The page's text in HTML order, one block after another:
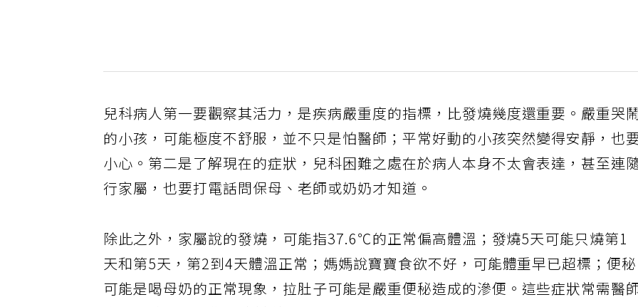
兒科病人第一要觀察其活力，是疾病嚴重度的指標，比發燒幾度還重要。嚴重哭鬧
的小孩，可能極度不舒服，並不只是怕醫師；平常好動的小孩突然變得安靜，也
小心。第二是了解現在的症狀，兒科困難之處在於病人本身不太會表達，甚至連
行家屬，也要打電話問保母、老師或奶奶才知道。
除此之外，家屬說的發燒，可能指37.6℃的正常偏高體溫；發燒5天可能只燒第1
天和第5天，第2到4天體溫正常；媽媽說寶寶食欲不好，可能體重早已超標；便秘
可能是喝母奶的正常現象，拉肚子可能是嚴重便秘造成的滲便。這些症狀常需醫